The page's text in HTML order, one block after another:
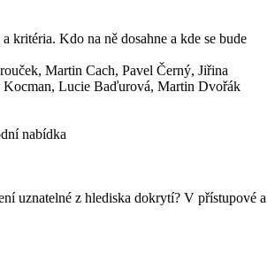
kritéria. Kdo na ně dosahne a kde se bude
Martin Cach, Pavel Černý, Jiřina
Lucie Baďurová, Martin Dvořák
nabídka
uznatelné z hlediska dokrytí? V přístupové a